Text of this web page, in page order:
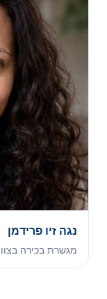
נגה זיו פרידמן
מגשרת בכירה